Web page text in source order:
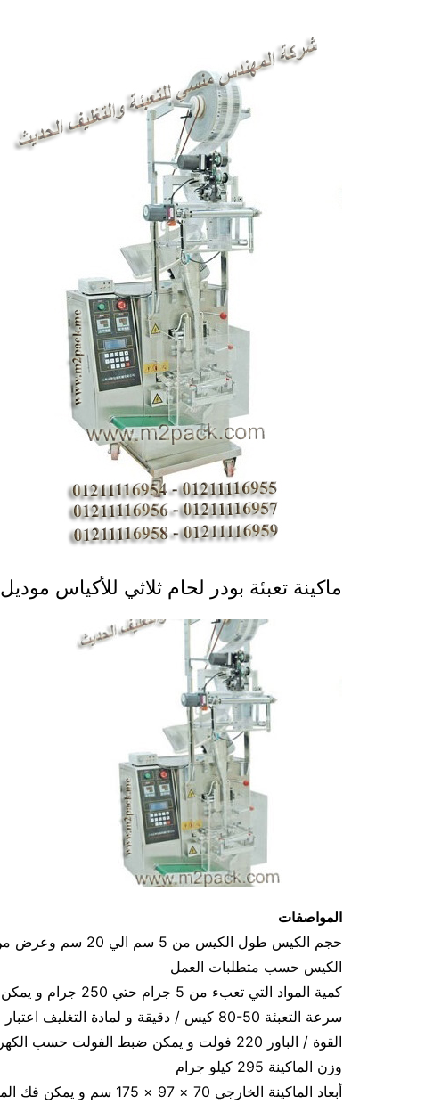
ماكينة تعبئة بودر لحام ثلاثي للأكياس موديل 955 ماركة المهندس منسى
المواصفات
الكيس حسب متطلبات العمل
كمية المواد التي تعبء من 5 جرام حتي 250 جرام و يمكن تعديله حتي 500 جرام ‏
سرعة التعبئة ‏80-50 كيس / دقيقة و لمادة التغليف اعتبار في السرعه ‏ ‏
القوة / الباور ‏220 فولت و يمكن ضبط الفولت حسب الكهرباء المتاحه 1.2 كيلو وات ‏
وزن الماكينة ‏295 كيلو جرام ‏ ‏ ‏
أبعاد الماكينة الخارجي ‏70 × 97 × 175 سم و يمكن فك الماكينة و تركيبها في اي مكان ‏ ‏ ‏